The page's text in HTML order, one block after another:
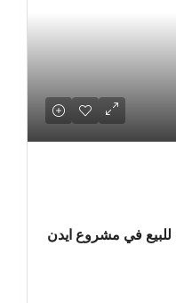
للبيع في مشروع ايدن